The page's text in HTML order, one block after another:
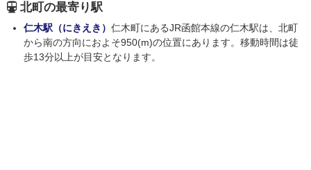
北町の最寄り駅
仁木駅（にきえき） 仁木町にあるJR函館本線の仁木駅は、北町
から南の方向におよそ950(m)の位置にあります。移動時間は徒
歩13分以上が目安となります。